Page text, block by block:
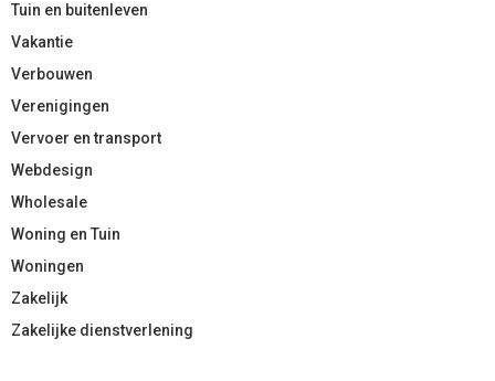
Tuin en buitenleven
Vakantie
Verbouwen
Verenigingen
Vervoer en transport
Webdesign
Wholesale
Woning en Tuin
Woningen
Zakelijk
Zakelijke dienstverlening